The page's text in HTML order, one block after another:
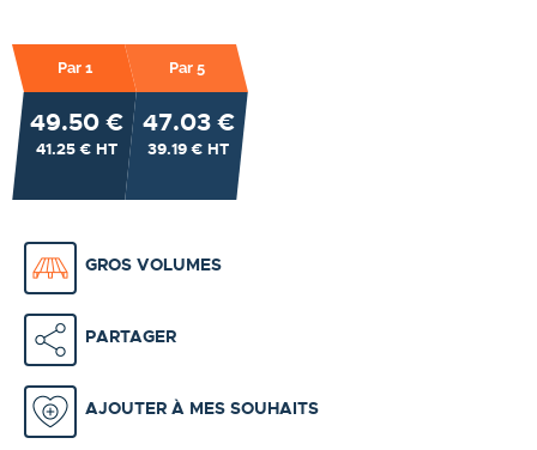
Par 1
49.50 €
41.25 € HT
Par 5
47.03 €
39.19 € HT
GROS VOLUMES
PARTAGER
AJOUTER À MES SOUHAITS